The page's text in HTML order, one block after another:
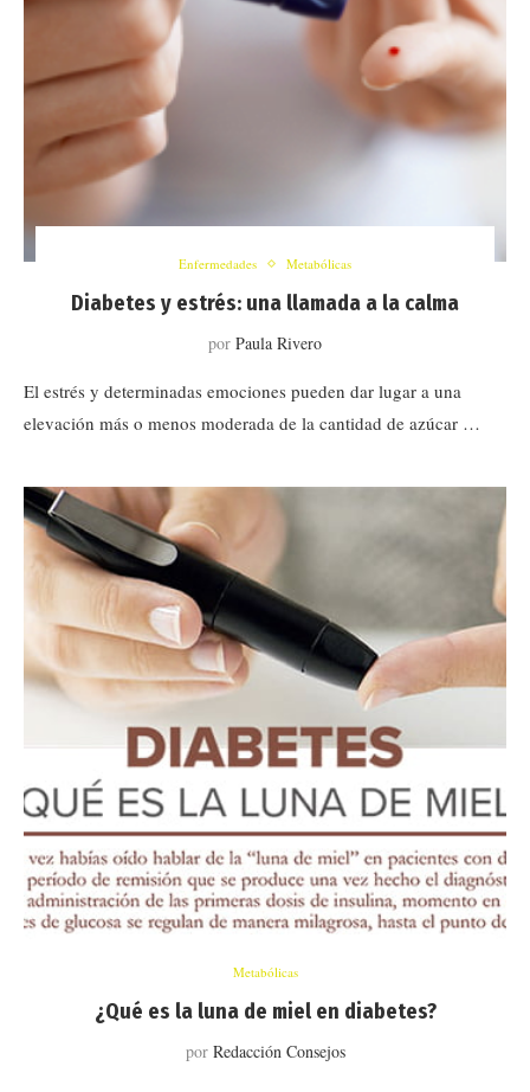
Enfermedades Metabólicas
Diabetes y estrés: una llamada a la calma
por Paula Rivero
El estrés y determinadas emociones pueden dar lugar a una
elevación más o menos moderada de la cantidad de azúcar …
Metabólicas
¿Qué es la luna de miel en diabetes?
por Redacción Consejos